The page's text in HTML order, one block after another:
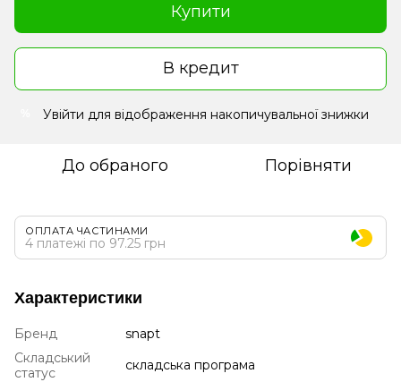
Купити
В кредит
Увійти для відображення накопичувальної знижки
До обраного Порівняти
ОПЛАТА ЧАСТИНАМИ
4 платежі по 97.25 грн
Характеристики
Бренд
snapt
Складський
статус
складська програма